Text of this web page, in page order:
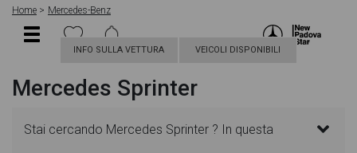
Home Mercedes-Benz
INFO SULLA VETTURA VEICOLI DISPONIBILI
Mercedes Sprinter
Stai cercando Mercedes Sprinter ? In questa